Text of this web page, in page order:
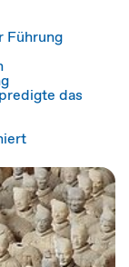
Führung
das